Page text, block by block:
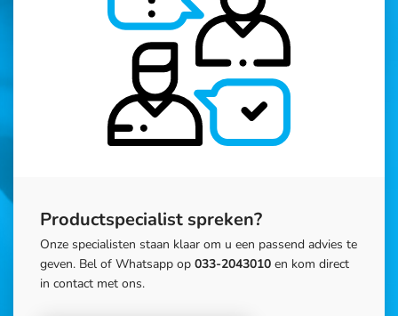
Productspecialist spreken?
Onze specialisten staan klaar om u een passend advies te
geven. Bel of Whatsapp op 033-2043010 en kom direct
in contact met ons.